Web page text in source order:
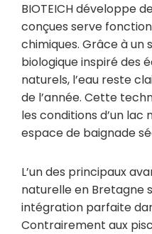
BIOTEICH développe
conçues serve
chimiques. Grâce à
biologique inspiré des
naturels, l’eau reste
de l’année. Cette
les conditions d’un
espace de baignade
L’un des principaux
naturelle en Bretagne
intégration parfaite
Contrairement aux